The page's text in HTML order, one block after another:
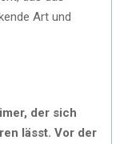
Art und
der sich
lässt. Vor der